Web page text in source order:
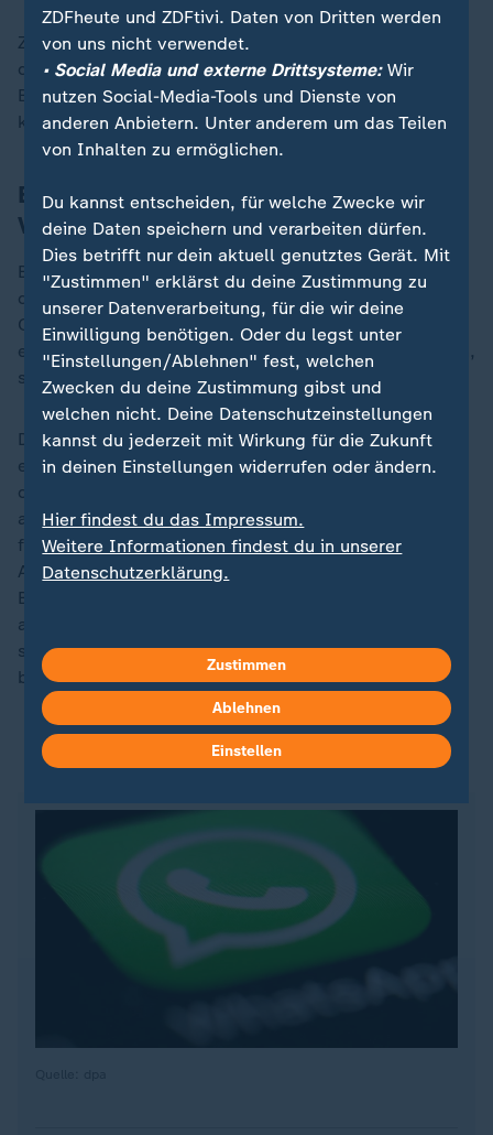
Zu weiteren Details machte die ehemalige Vorsitzende
der Grünen-Fraktion in der
Bezirksverordnetenversammlung (BVV) Berlin-Mitte
keine Angaben.
Banaszak: Sieben Frauen halten an
Vorwürfen fest
Banaszak betonte bei der Pressekonfernz aber auch,
dass sieben Frauen, die ebenfalls bei der
Ombudsstelle der Grünen Meldungen gegen Gelbhaar
eingereicht hatten, auf Nachfrage hin mitgeteilt hätten,
sie würden an ihren Vorwürfen festhalten.
Da aber das bisherige Ombudsverfahren durch die
erfolgten Indiskretionen beschädigt worden sei, habe
die Parteispitze entschieden, ein neues Verfahren
aufzusetzen, sagte Co-Parteichefin Brantner. Die
frühere schleswig-holsteinische Justizministerin
Annemarie Lütkes und der frühere
Bundestagsabgeordnete und nichtberufliche Richter
am Bayerischen Verfassungsgerichtshof Jerzy Montag
seien gebeten worden und hätten sich auch dazu
bereit erklärt, dazu eine neue Kommission zu bilden.
ZDFheute auf WhatsApp
ZDFheute und ZDFtivi. Daten von Dritten werden
von uns nicht verwendet.
• Social Media und externe Drittsysteme:Wir
nutzen Social-Media-Tools und Dienste von
anderen Anbietern. Unter anderem um das Teilen
von Inhalten zu ermöglichen.
Du kannst entscheiden, für welche Zwecke wir
deine Daten speichern und verarbeiten dürfen.
Dies betrifft nur dein aktuell genutztes Gerät. Mit
"Zustimmen" erklärst du deine Zustimmung zu
unserer Datenverarbeitung, für die wir deine
Einwilligung benötigen. Oder du legst unter
"Einstellungen/Ablehnen" fest, welchen
Zwecken du deine Zustimmung gibst und
welchen nicht. Deine Datenschutzeinstellungen
kannst du jederzeit mit Wirkung für die Zukunft
in deinen Einstellungen widerrufen oder ändern.
Hier findest du das Impressum.
Weitere Informationen findest du in unserer
Datenschutzerklärung.
Zustimmen
Ablehnen
Einstellen